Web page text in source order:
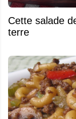
Cette salade
terre